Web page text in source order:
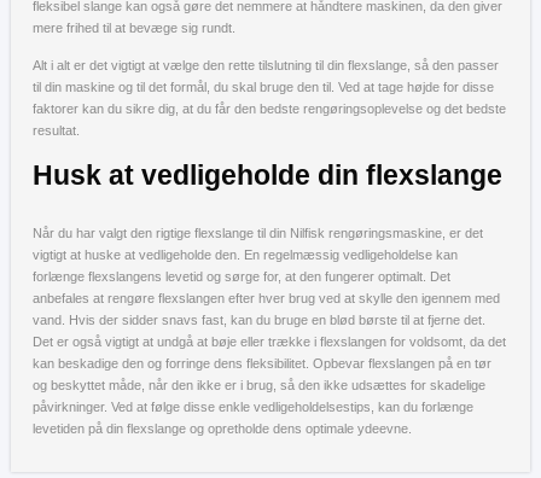
fleksibel slange kan også gøre det nemmere at håndtere maskinen, da den giver
mere frihed til at bevæge sig rundt.
Alt i alt er det vigtigt at vælge den rette tilslutning til din flexslange, så den passer
til din maskine og til det formål, du skal bruge den til. Ved at tage højde for disse
faktorer kan du sikre dig, at du får den bedste rengøringsoplevelse og det bedste
resultat.
Husk at vedligeholde din flexslange
Når du har valgt den rigtige flexslange til din Nilfisk rengøringsmaskine, er det
vigtigt at huske at vedligeholde den. En regelmæssig vedligeholdelse kan
forlænge flexslangens levetid og sørge for, at den fungerer optimalt. Det
anbefales at rengøre flexslangen efter hver brug ved at skylle den igennem med
vand. Hvis der sidder snavs fast, kan du bruge en blød børste til at fjerne det.
Det er også vigtigt at undgå at bøje eller trække i flexslangen for voldsomt, da det
kan beskadige den og forringe dens fleksibilitet. Opbevar flexslangen på en tør
og beskyttet måde, når den ikke er i brug, så den ikke udsættes for skadelige
påvirkninger. Ved at følge disse enkle vedligeholdelsestips, kan du forlænge
levetiden på din flexslange og opretholde dens optimale ydeevne.